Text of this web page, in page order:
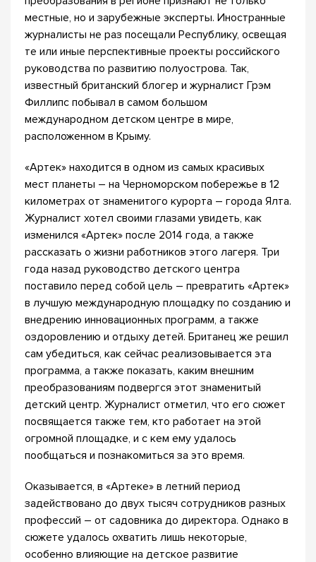
местные, но и зарубежные эксперты. Иностранные
журналисты не раз посещали Республику, освещая
те или иные перспективные проекты российского
руководства по развитию полуострова. Так,
известный британский блогер и журналист Грэм
Филлипс побывал в самом большом
международном детском центре в мире,
расположенном в Крыму.
«Артек» находится в одном из самых красивых
мест планеты – на Черноморском побережье в 12
километрах от знаменитого курорта – города Ялта.
Журналист хотел своими глазами увидеть, как
изменился «Артек» после 2014 года, а также
рассказать о жизни работников этого лагеря. Три
года назад руководство детского центра
поставило перед собой цель – превратить «Артек»
в лучшую международную площадку по созданию и
внедрению инновационных программ, а также
оздоровлению и отдыху детей. Британец же решил
сам убедиться, как сейчас реализовывается эта
программа, а также показать, каким внешним
преобразованиям подвергся этот знаменитый
детский центр. Журналист отметил, что его сюжет
посвящается также тем, кто работает на этой
огромной площадке, и с кем ему удалось
пообщаться и познакомиться за это время.
Оказывается, в «Артеке» в летний период
задействовано до двух тысяч сотрудников разных
профессий – от садовника до директора. Однако в
сюжете удалось охватить лишь некоторые,
особенно влияющие на детское развитие